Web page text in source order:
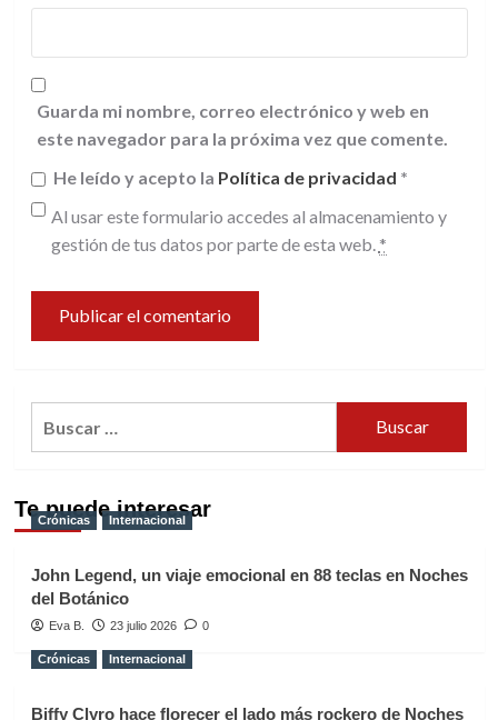
Guarda mi nombre, correo electrónico y web en
este navegador para la próxima vez que comente.
He leído y acepto la Política de privacidad *
Al usar este formulario accedes al almacenamiento y
gestión de tus datos por parte de esta web. *
Te puede interesar
Crónicas Internacional
John Legend, un viaje emocional en 88 teclas en Noches
del Botánico
Eva B. 23 julio 2026 0
Crónicas Internacional
Biffy Clyro hace florecer el lado más rockero de Noches